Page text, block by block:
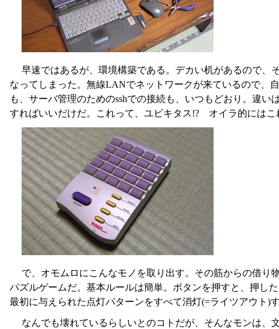
早速ではあるが、環境構築である。デカい机があるので、
なってしまった。無線LANでネットワークが来ているので、
も、サーバ管理のためのsshでの接続も、いつもどおり。違
すればいいだけだ。これって、ユビキタス!? オイラ的にはこ
で、オモムロにこんなモノを取り出す。その筋からの借り
パズルゲームだ。基本ルールは簡単。ボタンを押すと、押し
最初に与えられた点灯パターンをすべて消灯(=ライツアウト)
なんでも壊れているらしいとのコトだが、そんなモンは、